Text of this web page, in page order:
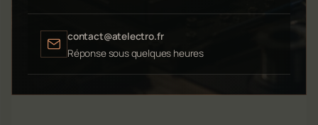
contact@atelectro.fr
Réponse sous quelques heures